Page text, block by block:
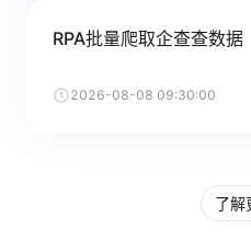
RPA批量爬取企查查数据
2026-08-08 09:30:00
了解